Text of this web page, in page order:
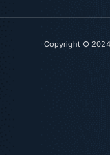
Copyright © 2024